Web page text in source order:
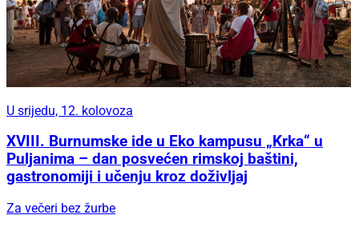
U srijedu, 12. kolovoza
XVIII. Burnumske ide u Eko kampusu „Krka“ u
Puljanima – dan posvećen rimskoj baštini,
gastronomiji i učenju kroz doživljaj
Za večeri bez žurbe